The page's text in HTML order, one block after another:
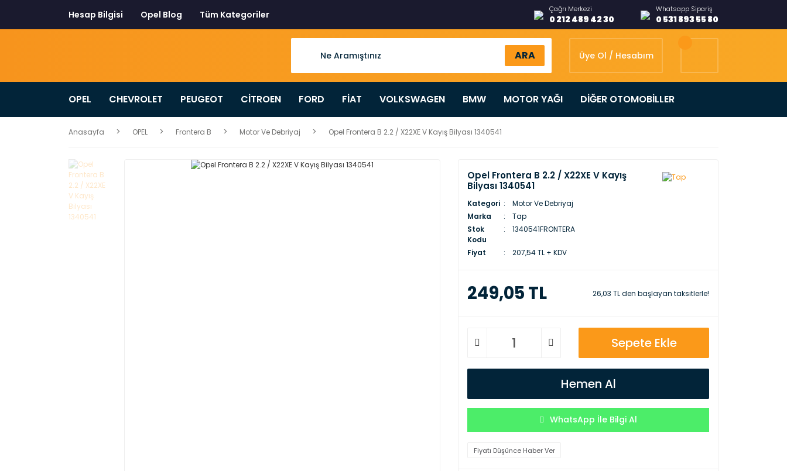
Hesap Bilgisi Opel Blog Tüm Kategoriler Çağrı Merkezi
0 212 489 42 30
Whatsapp Sipariş
0 531 893 55 80
ARA Üye Ol / Hesabım
OPEL CHEVROLET PEUGEOT CİTROEN FORD FİAT VOLKSWAGEN BMW MOTOR YAĞI DİĞER OTOMOBİLLER
Anasayfa OPEL Frontera B Motor Ve Debriyaj Opel Frontera B 2.2 / X22XE V Kayış Bilyası 1340541
Opel Frontera B 2.2 / X22XE V Kayış
Bilyası 1340541
Kategori
Motor Ve Debriyaj
Marka
Tap
Stok
Kodu
1340541FRONTERA
Fiyat 207,54 TL + KDV
249,05 TL 26,03 TL den başlayan taksitlerle!
Sepete Ekle
Hemen Al
WhatsApp İle Bilgi Al
Fiyatı Düşünce Haber Ver